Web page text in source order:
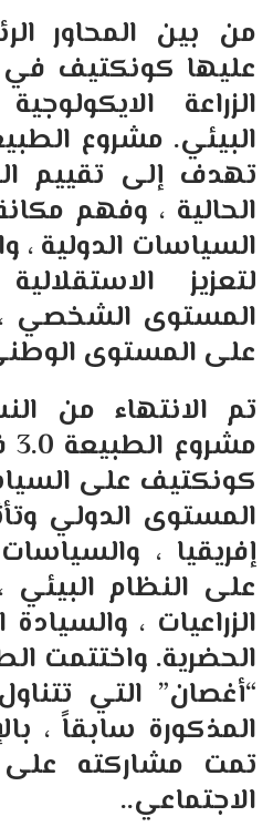
من بين المحاور
عليها كونكتيف
الزراعة
البيئي. مشروع
تهدف إلى تقييم
الحالية ، وفهم
السياسات الدولية ،
لتعزيز
المستوى الشخصي
على المستوى
تم الانتهاء من
مشروع الطبيعة
كونكتيف على
المستوى الدولي
إفريقيا ، والسياسات
على النظام البيئي
الزراعيات ، والسيادة
الحضرية. واختتمت
“أغصان” التي
المذكورة سابقاً ،
تمت مشاركته على
الاجتماعي..